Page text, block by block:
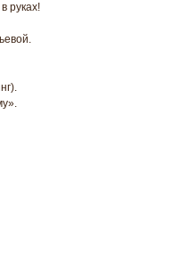
руках!